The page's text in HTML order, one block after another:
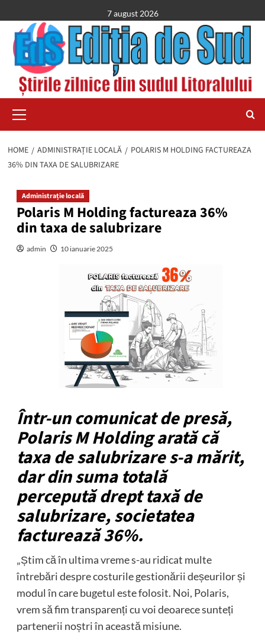
to
content
7 august 2026
Menu
HOME ADMINISTRAȚIE LOCALĂ
POLARIS M HOLDING FACTUREAZA
36% DIN TAXA DE SALUBRIZARE
Administrație locală
Polaris M Holding factureaza 36%
din taxa de salubrizare
admin 10 ianuarie 2025
Într-un comunicat de presă,
Polaris M Holding arată că
taxa de salubrizare s-a mărit,
dar din suma totală
percepută drept taxă de
salubrizare, societatea
facturează 36%.
„Știm că în ultima vreme s-au ridicat multe
întrebări despre costurile gestionării deșeurilor și
modul în care bugetul este folosit. Noi, Polaris,
vrem să fim transparenți cu voi deoarece sunteți
partenerii noștri în această misiune.